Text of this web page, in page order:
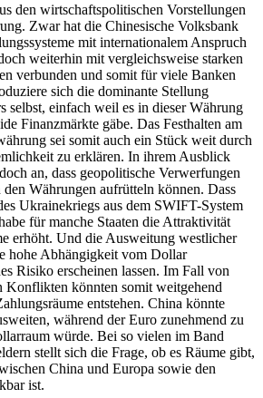
den wirtschaftspolitischen Vorstellungen
Zwar hat die Chinesische Volksbank
mit internationalem Anspruch
weiterhin mit vergleichsweise starken
verbunden und somit für viele Banken
sich die dominante Stellung
selbst, einfach weil es in dieser Währung
Finanzmärkte gäbe. Das Festhalten am
sei somit auch ein Stück weit durch
zu erklären. In ihrem Ausblick
an, dass geopolitische Verwerfungen
Währungen aufrütteln können. Dass
Ukrainekriegs aus dem SWIFT-System
für manche Staaten die Attraktivität
erhöht. Und die Ausweitung westlicher
hohe Abhängigkeit vom Dollar
Risiko erscheinen lassen. Im Fall von
Konflikten könnten somit weitgehend
entstehen. China könnte
während der Euro zunehmend zu
würde. Bei so vielen im Band
stellt sich die Frage, ob es Räume gibt,
China und Europa sowie den
ist.